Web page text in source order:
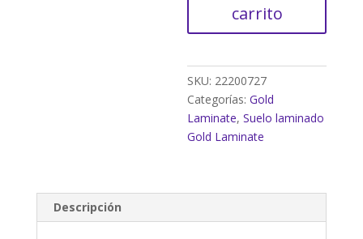
carrito
SKU: 22200727
Categorías:Gold
Laminate,Suelo laminado
Gold Laminate
Descripción